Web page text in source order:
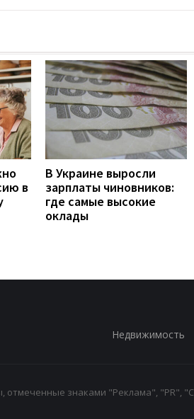
в
В Украине выросли
зарплаты чиновников:
где самые высокие
оклады
Недвижимость
отмеченные знаками "Реклама", "PR",